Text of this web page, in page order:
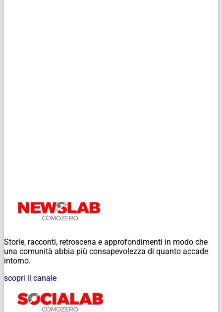
Storie, racconti, retroscena e approfondimenti in modo che
una comunità abbia più consapevolezza di quanto accade
intorno.
scopri il canale